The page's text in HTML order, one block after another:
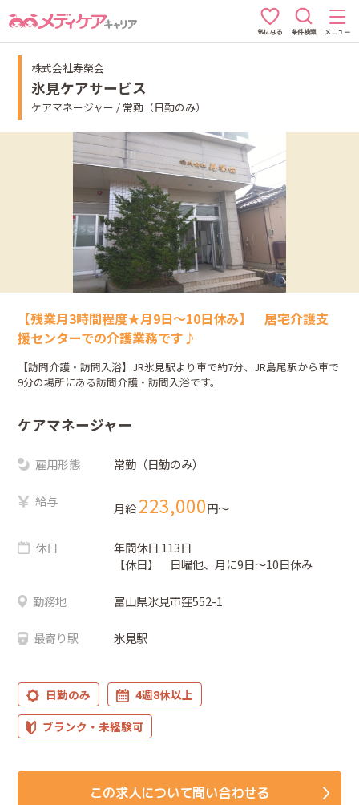
気になる 条件検索 メニュー
株式会社寿榮会
氷見ケアサービス
ケアマネージャー / 常勤（日勤のみ）
【残業月3時間程度★月9日～10日休み】 居宅介護支
援センターでの介護業務です♪
【訪問介護・訪問入浴】JR氷見駅より車で約7分、JR島尾駅から車で
9分の場所にある訪問介護・訪問入浴です。
ケアマネージャー
雇用形態 常勤（日勤のみ）
給与 月給223,000円〜
休日
年間休日 113日
【休日】 日曜他、月に9日～10日休み
勤務地 富山県氷見市窪552-1
最寄り駅 氷見駅
日勤のみ
4週8休以上
ブランク・未経験可
この求人について問い合わせる